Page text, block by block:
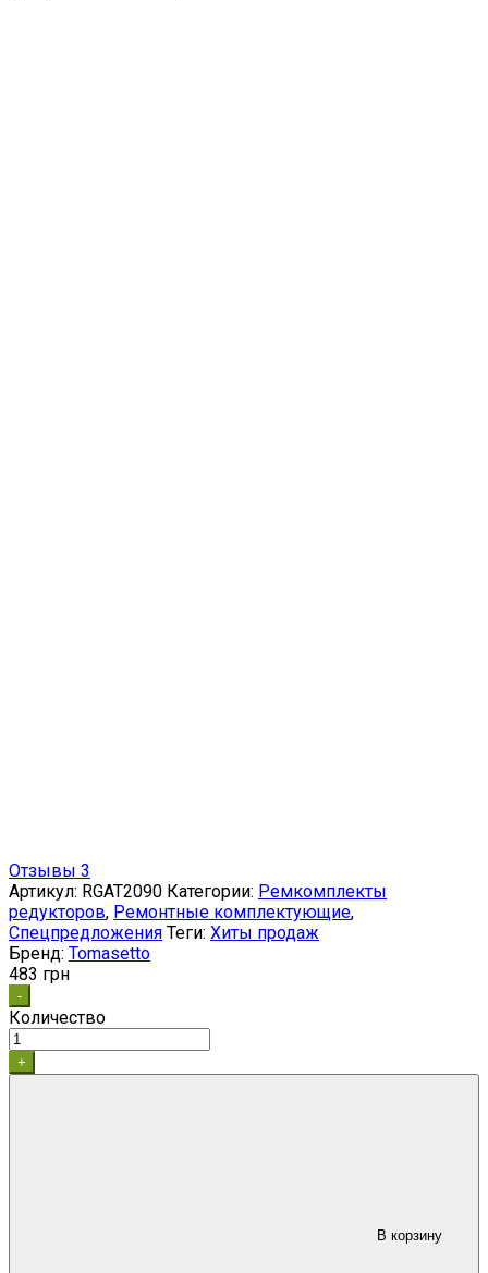
Отзывы 3
Артикул: RGAT2090 Категории: Ремкомплекты
редукторов, Ремонтные комплектующие,
Спецпредложения Теги: Хиты продаж
Бренд: Tomasetto
483 грн
-
Количество
+
В корзину